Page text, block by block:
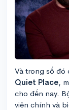
Và trong số đó
Quiet Place,
cho đến nay.
viên chính và